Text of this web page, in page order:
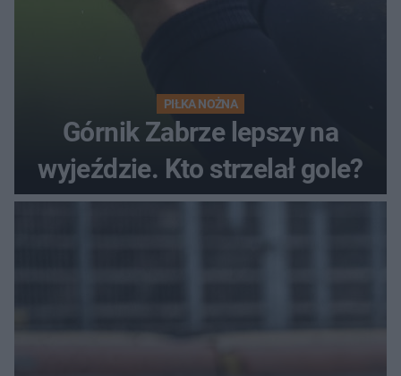
PIŁKA NOŻNA
Górnik Zabrze lepszy na
wyjeździe. Kto strzelał gole?